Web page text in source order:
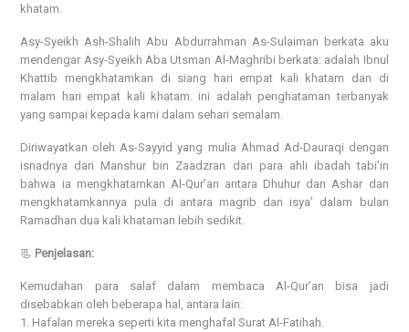
khatam.
Asy-Syeikh Ash-Shalih Abu Abdurrahman As-Sulaiman berkata aku
mendengar Asy-Syeikh Aba Utsman Al-Maghribi berkata: adalah Ibnul
Khattib mengkhatamkan di siang hari empat kali khatam dan di
malam hari empat kali khatam. ini adalah penghataman terbanyak
yang sampai kepada kami dalam sehari semalam.
Diriwayatkan oleh As-Sayyid yang mulia Ahmad Ad-Dauraqi dengan
isnadnya dari Manshur bin Zaadzran dari para ahli ibadah tabi’in
bahwa ia mengkhatamkan Al-Qur’an antara Dhuhur dan Ashar dan
mengkhatamkannya pula di antara magrib dan isya’ dalam bulan
Ramadhan dua kali khataman lebih sedikit.
📃 Penjelasan:
Kemudahan para salaf dalam membaca Al-Qur’an bisa jadi
disebabkan oleh beberapa hal, antara lain:
1. Hafalan mereka seperti kita menghafal Surat Al-Fatihah.